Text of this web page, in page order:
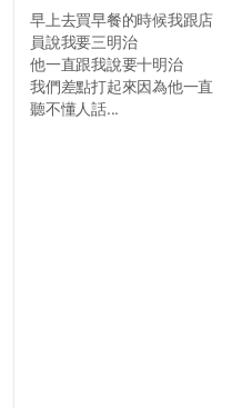
早上去買早餐的時候我跟店
員說我要三明治
他一直跟我說要十明治
我們差點打起來因為他一直
聽不懂人話...